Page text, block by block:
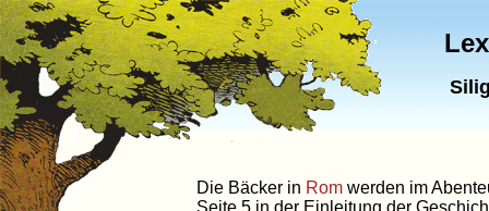
Die Bäcker in Rom werden im
Seite 5 in der Einleitung der